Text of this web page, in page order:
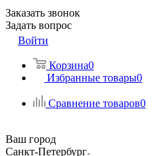
Заказать звонок
Задать вопрос
Войти
Корзина0
Избранные товары0
Сравнение товаров0
Ваш город
Санкт-Петербург